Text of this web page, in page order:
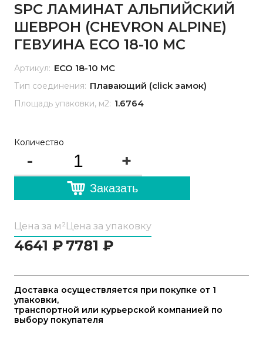
SPC ЛАМИНАТ АЛЬПИЙСКИЙ
ШЕВРОН (CHEVRON ALPINE)
ГЕВУИНА ECO 18-10 MC
Артикул: ECO 18-10 MC
Тип соединения: Плавающий (click замок)
Площадь упаковки, м2: 1.6764
Количество
- +
Заказать
Цена за м²
4641 ₽
Цена за упаковку
7781 ₽
Доставка осуществляется при покупке от 1
упаковки,
транспортной или курьерской компанией по
выбору покупателя